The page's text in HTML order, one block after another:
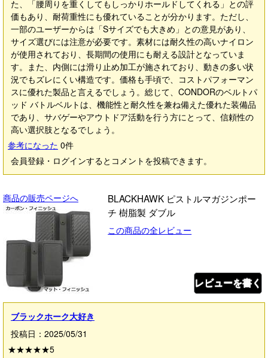
た、「腰周りを重くしてもしっかりホールドしてくれる」との評
価もあり、耐荷重性にも優れていることが分かります。ただし、
一部のユーザーからは「Sサイズでも大きめ」との意見があり、
サイズ選びには注意が必要です。素材には耐久性の高いナイロン
が使用されており、長期間の使用にも耐える設計となっていま
す。また、内側には滑り止め加工が施されており、動きの多い状
況でもズレにくい構造です。価格も手頃で、コストパフォーマン
スに優れた製品と言えるでしょう。総じて、CONDORのベルトパ
ッド バトルベルトは、機能性と耐久性を兼ね備えた優れた装備品
であり、サバゲーやアウトドア活動を行う方にとって、信頼性の
高い選択肢となるでしょう。
参考になった 0件
会員登録・ログインするとコメントを投稿できます。
商品の販売ページへ
BLACKHAWK ピストルマガジンポー
チ 樹脂製 ダブル
この商品の全レビュー
レビューを書く
ブラックホーク大好き
投稿日：2025/05/31
★★★★★5